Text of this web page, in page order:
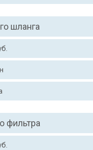
шланга
фильтра